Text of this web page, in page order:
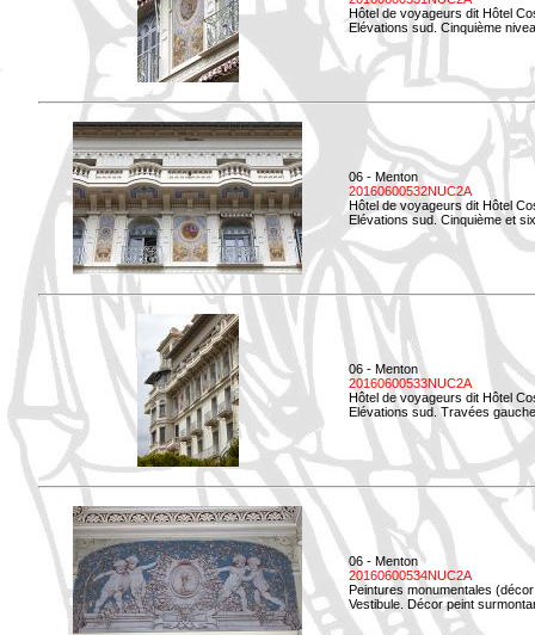
Hôtel de voyageurs dit Hôtel
Elévations sud. Cinquième
06 - Menton
20160600532NUC2A
Hôtel de voyageurs dit Hôtel
Elévations sud. Cinquième et
06 - Menton
20160600533NUC2A
Hôtel de voyageurs dit Hôtel
Elévations sud. Travées
06 - Menton
20160600534NUC2A
Peintures monumentales
Vestibule. Décor peint